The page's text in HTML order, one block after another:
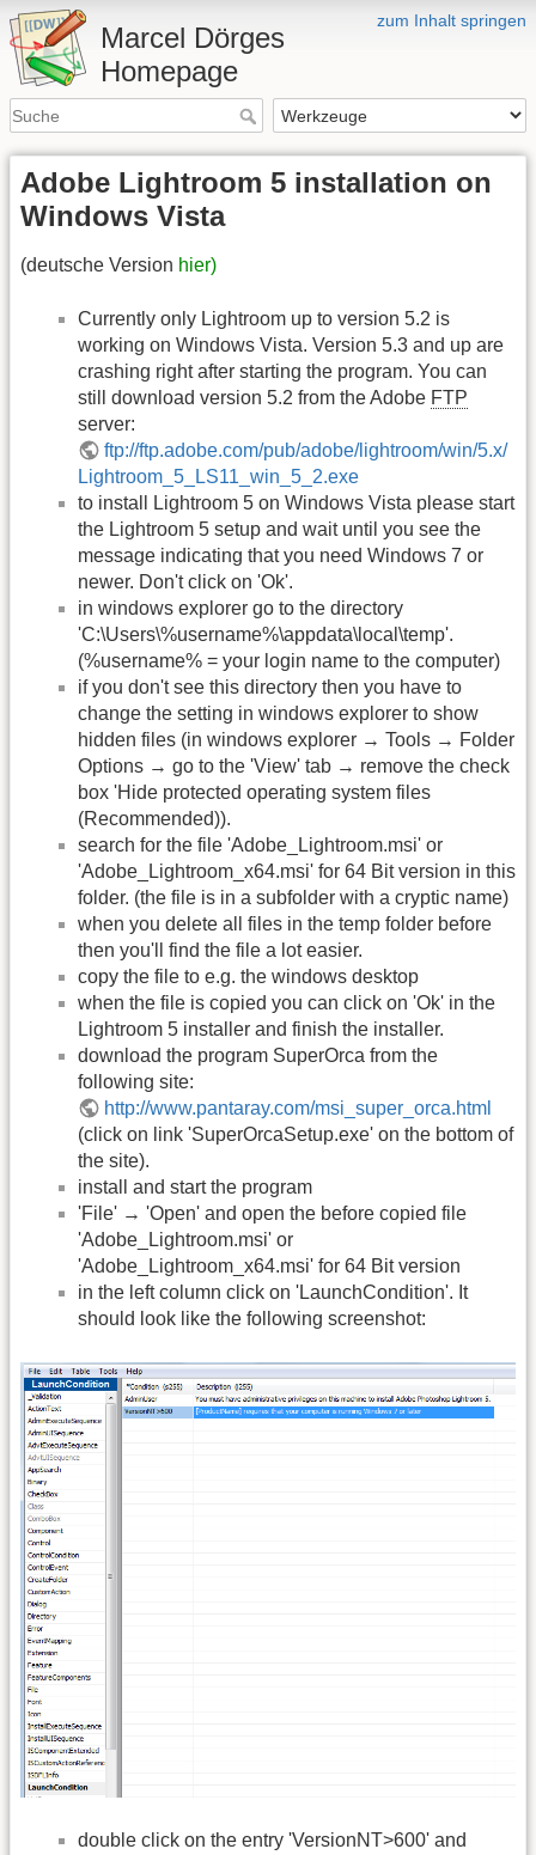
zum Inhalt springen
Marcel Dörges
Homepage
Adobe Lightroom 5 installation on
Windows Vista
(deutsche Version hier)
Currently only Lightroom up to version 5.2 is
working on Windows Vista. Version 5.3 and up are
crashing right after starting the program. You can
still download version 5.2 from the Adobe FTP
server:
ftp://ftp.adobe.com/pub/adobe/lightroom/win/5.x/
Lightroom_5_LS11_win_5_2.exe
to install Lightroom 5 on Windows Vista please start
the Lightroom 5 setup and wait until you see the
message indicating that you need Windows 7 or
newer. Don't click on 'Ok'.
in windows explorer go to the directory
'C:\Users\%username%\appdata\local\temp'.
(%username% = your login name to the computer)
if you don't see this directory then you have to
change the setting in windows explorer to show
hidden files (in windows explorer → Tools → Folder
Options → go to the 'View' tab → remove the check
box 'Hide protected operating system files
(Recommended)).
search for the file 'Adobe_Lightroom.msi' or
'Adobe_Lightroom_x64.msi' for 64 Bit version in this
folder. (the file is in a subfolder with a cryptic name)
when you delete all files in the temp folder before
then you'll find the file a lot easier.
copy the file to e.g. the windows desktop
when the file is copied you can click on 'Ok' in the
Lightroom 5 installer and finish the installer.
download the program SuperOrca from the
following site:
http://www.pantaray.com/msi_super_orca.html
(click on link 'SuperOrcaSetup.exe' on the bottom of
the site).
install and start the program
'File' → 'Open' and open the before copied file
'Adobe_Lightroom.msi' or
'Adobe_Lightroom_x64.msi' for 64 Bit version
in the left column click on 'LaunchCondition'. It
should look like the following screenshot:
double click on the entry 'VersionNT>600' and